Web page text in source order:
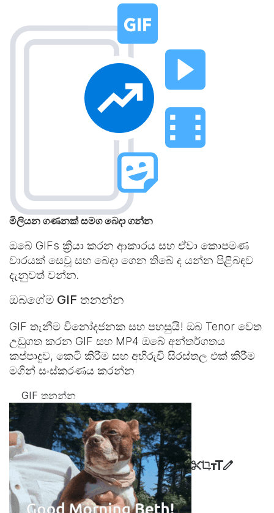
මිලියන ගණනක් සමග බෙදා ගන්න
ඔබේ GIFs ක්‍රියා කරන ආකාරය සහ ඒවා කොපමණ
වාරයක් සෙවූ සහ බෙදා ගෙන තිබේ ද යන්න පිළිබඳව
දැනුවත් වන්න.
ඔබගේම GIF තනන්න
GIF තැනීම විනෝදජනක සහ පහසුයි! ඔබ Tenor වෙත
උඩුගත කරන GIF සහ MP4 ඔබේ අන්තර්ගතය
කප්පාදුව, කෙටි කිරීම සහ අභිරුචි සිරස්තල එක් කිරීම
මගින් සංස්කරණය කරන්න
GIF තනන්න